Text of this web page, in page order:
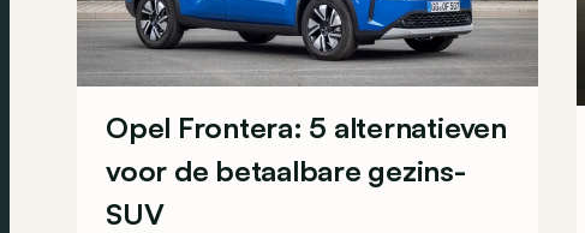
Opel Frontera: 5 alternatieven
voor de betaalbare gezins-
SUV